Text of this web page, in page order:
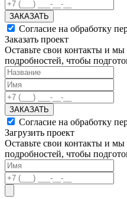
ЗАКАЗАТЬ
Согласие на обработку
Заказать проект
Оставьте свои контакты и
подробностей, чтобы
ЗАКАЗАТЬ
Согласие на обработку
Загрузить проект
Оставьте свои контакты и
подробностей, чтобы